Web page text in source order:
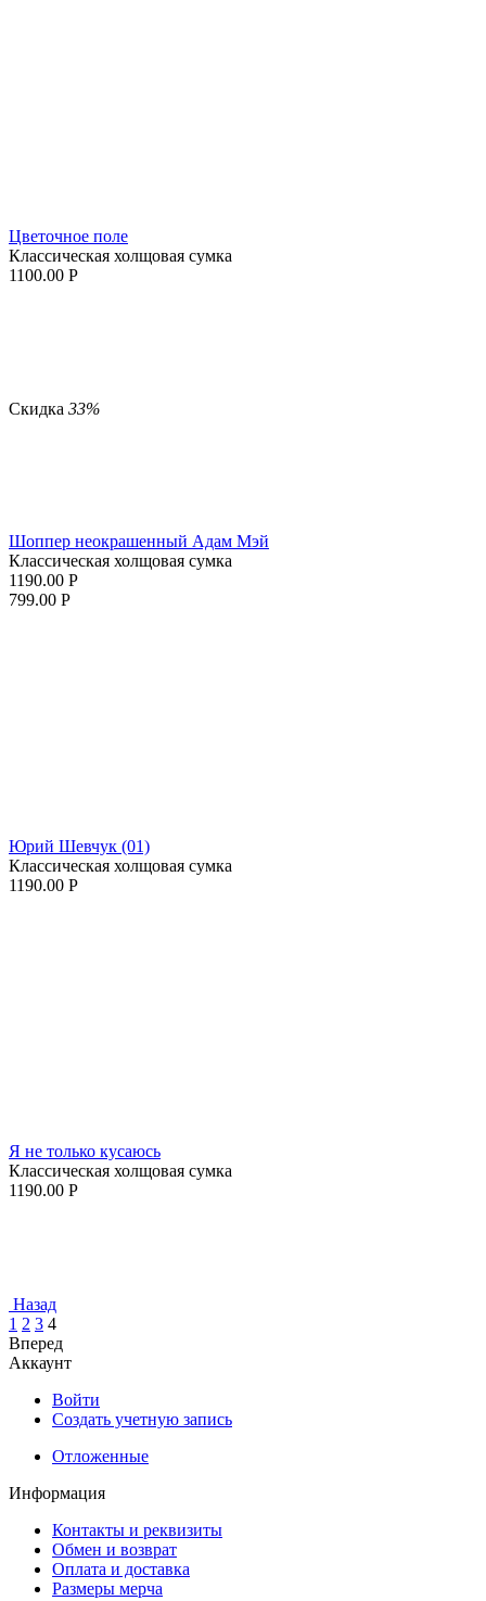
Цветочное поле
Классическая холщовая сумка
1100.00 Р
Скидка 33%
Шоппер неокрашенный Адам Мэй
Классическая холщовая сумка
1190.00 Р
799.00 Р
Юрий Шевчук (01)
Классическая холщовая сумка
1190.00 Р
Я не только кусаюсь
Классическая холщовая сумка
1190.00 Р
Назад
1 2 3 4
Вперед
Аккаунт
Войти
Создать учетную запись
Отложенные
Информация
Контакты и реквизиты
Обмен и возврат
Оплата и доставка
Размеры мерча